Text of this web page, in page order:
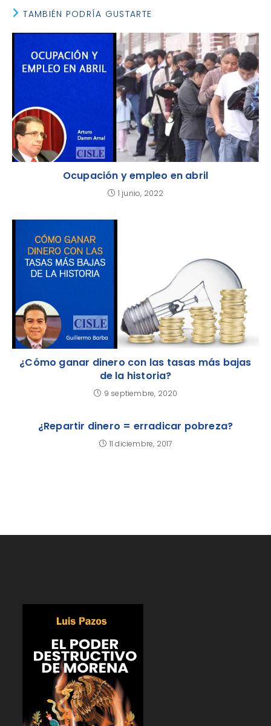
TAMBIÉN PODRÍA GUSTARTE
Ocupación y empleo en abril
1 junio, 2022
¿Cómo ganar dinero con las tasas más bajas
de la historia?
9 septiembre, 2020
¿Repartir dinero = erradicar pobreza?
11 diciembre, 2017